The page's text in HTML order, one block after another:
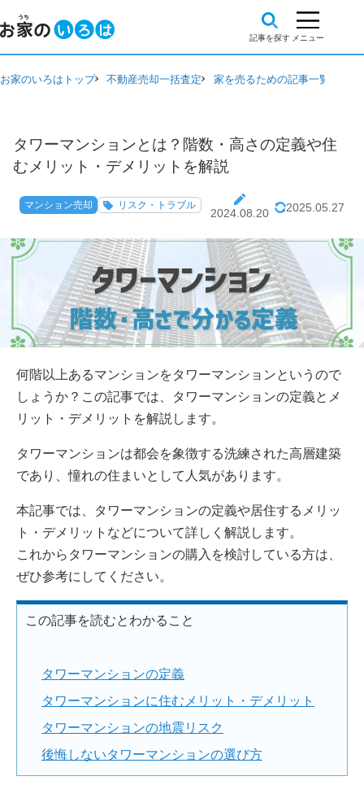
お家のいろはトップ 不動産売却一括査定 家を売るための記事一覧
タワーマンションとは？階数・高さの定義や住
むメリット・デメリットを解説
マンション売却 リスク・トラブル
2024.08.20 2025.05.27
何階以上あるマンションをタワーマンションというので
しょうか？この記事では、タワーマンションの定義とメ
リット・デメリットを解説します。
タワーマンションは都会を象徴する洗練された高層建築
であり、憧れの住まいとして人気があります。
本記事では、タワーマンションの定義や居住するメリッ
ト・デメリットなどについて詳しく解説します。
これからタワーマンションの購入を検討している方は、
ぜひ参考にしてください。
この記事を読むとわかること
タワーマンションの定義
タワーマンションに住むメリット・デメリット
タワーマンションの地震リスク
後悔しないタワーマンションの選び方